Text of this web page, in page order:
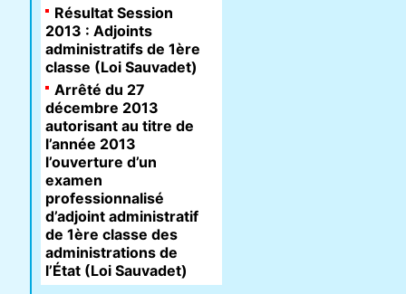
Résultat Session
2013 : Adjoints
administratifs de 1ère
classe (Loi Sauvadet)
Arrêté du 27
décembre 2013
autorisant au titre de
l’année 2013
l’ouverture d’un
examen
professionnalisé
d’adjoint administratif
de 1ère classe des
administrations de
l’État (Loi Sauvadet)